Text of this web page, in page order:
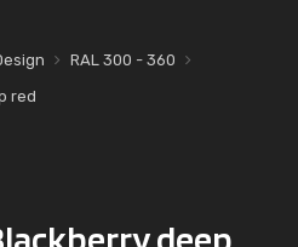
RAL 300 - 360
red